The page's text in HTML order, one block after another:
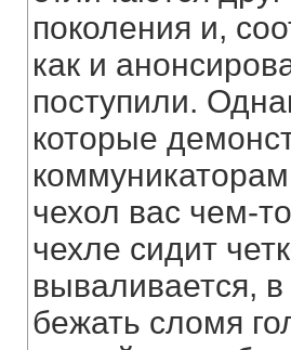
поколения и,
как и
поступили.
которые
чехол вас чем-
чехле сидит
вываливается,
бежать сломя